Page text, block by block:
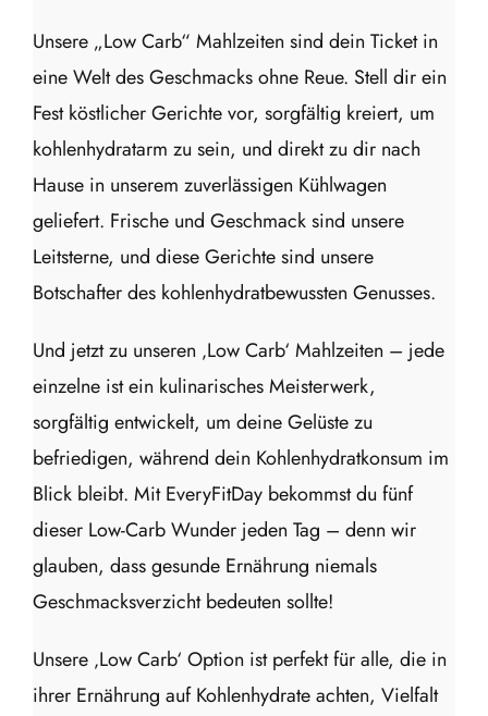
Unsere „Low Carb“ Mahlzeiten sind dein Ticket in
eine Welt des Geschmacks ohne Reue. Stell dir ein
Fest köstlicher Gerichte vor, sorgfältig kreiert, um
kohlenhydratarm zu sein, und direkt zu dir nach
Hause in unserem zuverlässigen Kühlwagen
geliefert. Frische und Geschmack sind unsere
Leitsterne, und diese Gerichte sind unsere
Botschafter des kohlenhydratbewussten Genusses.
Und jetzt zu unseren ‚Low Carb‘ Mahlzeiten – jede
einzelne ist ein kulinarisches Meisterwerk,
sorgfältig entwickelt, um deine Gelüste zu
befriedigen, während dein Kohlenhydratkonsum im
Blick bleibt. Mit EveryFitDay bekommst du fünf
dieser Low-Carb Wunder jeden Tag – denn wir
glauben, dass gesunde Ernährung niemals
Geschmacksverzicht bedeuten sollte!
Unsere ‚Low Carb‘ Option ist perfekt für alle, die in
ihrer Ernährung auf Kohlenhydrate achten, Vielfalt